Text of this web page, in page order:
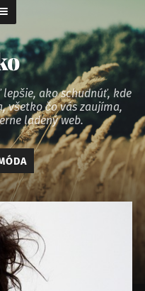
ako schudnúť, kde
všetko čo vás zaujíma,
ladený web.